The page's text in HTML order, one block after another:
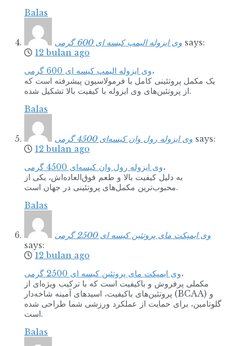
Balas
وی ایزوله الیمپ کیسه ای 600 گرمی says:
12 bulan ago
وی ایزوله الیمپ کیسه ای 600 گرمی،
یک مکمل پروتئینی کامل با فرمولاسیون پیشرفته است که
از پروتئین‌های وی ایزوله با کیفیت بالا تشکیل شده.
Balas
وی ایزوله رول وان کیسه‌ای 4500 گرمی says:
12 bulan ago
وی ایزوله رول وان کیسه‌ای 4500 گرمی،
به دلیل کیفیت بالا و طعم فوق‌العاده‌اش، یکی از
محبوب‌ترین مکمل‌های پروتئینی در جهان است.
Balas
وی ایمپکت مای پروتئین کیسه ای 2500 گرمی
says:
12 bulan ago
وی ایمپکت مای پروتئین کیسه ای 2500 گرمی،
مکملی پرفروش و باکیفیت است که با ترکیب ویژه‌ای از
پروتئین‌های باکیفیت، اسیدهای آمینه شاخه‌دار (BCAA) و
گلوتامین، برای حمایت از عملکرد ورزشی شما طراحی شده
است.
Balas